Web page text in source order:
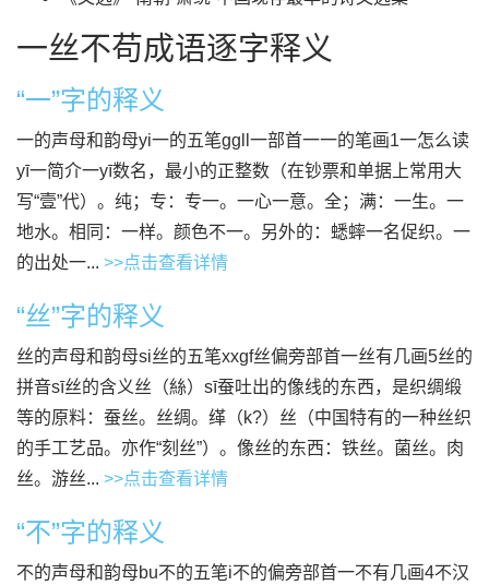
一丝不苟成语逐字释义
“一”字的释义
一的声母和韵母yi一的五笔ggll一部首一一的笔画1一怎么读
yī一简介一yī数名，最小的正整数（在钞票和单据上常用大
写“壹”代）。纯；专：专一。一心一意。全；满：一生。一
地水。相同：一样。颜色不一。另外的：蟋蟀一名促织。一
的出处一... >>点击查看详情
“丝”字的释义
丝的声母和韵母si丝的五笔xxgf丝偏旁部首一丝有几画5丝的
拼音sī丝的含义丝（絲）sī蚕吐出的像线的东西，是织绸缎
等的原料：蚕丝。丝绸。缂（k?）丝（中国特有的一种丝织
的手工艺品。亦作“刻丝”）。像丝的东西：铁丝。菌丝。肉
丝。游丝... >>点击查看详情
“不”字的释义
不的声母和韵母bu不的五笔i不的偏旁部首一不有几画4不汉